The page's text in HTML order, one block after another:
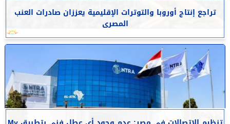
تراجع إنتاج أوروبا والتوترات الإقليمية يعززان صادرات العنب
المصرى